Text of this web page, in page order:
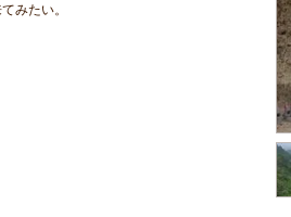
みたい。